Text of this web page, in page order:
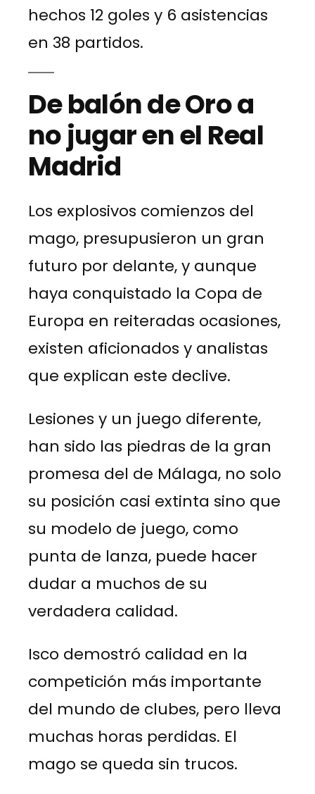
hechos 12 goles y 6 asistencias
en 38 partidos.
De balón de Oro a
no jugar en el Real
Madrid
Los explosivos comienzos del
mago, presupusieron un gran
futuro por delante, y aunque
haya conquistado la Copa de
Europa en reiteradas ocasiones,
existen aficionados y analistas
que explican este declive.
Lesiones y un juego diferente,
han sido las piedras de la gran
promesa del de Málaga, no solo
su posición casi extinta sino que
su modelo de juego, como
punta de lanza, puede hacer
dudar a muchos de su
verdadera calidad.
Isco demostró calidad en la
competición más importante
del mundo de clubes, pero lleva
muchas horas perdidas. El
mago se queda sin trucos.